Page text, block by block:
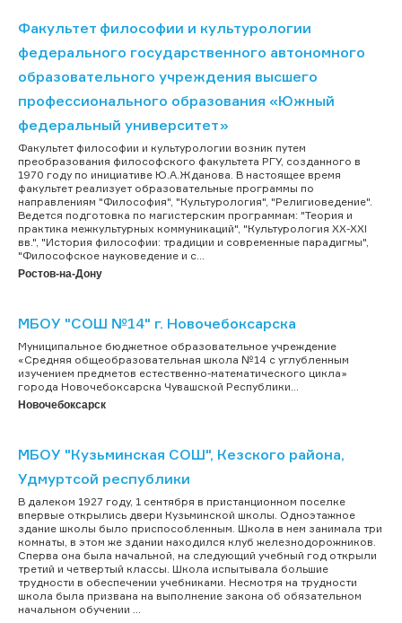
Факультет философии и культурологии
федерального государственного автономного
образовательного учреждения высшего
профессионального образования «Южный
федеральный университет»
Факультет философии и культурологии возник путем
преобразования философского факультета РГУ, созданного в
1970 году по инициативе Ю.А.Жданова. В настоящее время
факультет реализует образовательные программы по
направлениям "Философия", "Культурология", "Религиоведение".
Ведется подготовка по магистерским программам: "Теория и
практика межкультурных коммуникаций", "Культурология XX-XXI
вв.", "История философии: традиции и современные парадигмы",
"Философское науковедение и с...
Ростов-на-Дону
МБОУ "СОШ №14" г. Новочебоксарска
Муниципальное бюджетное образовательное учреждение
«Средняя общеобразовательная школа №14 с углубленным
изучением предметов естественно-математического цикла»
города Новочебоксарска Чувашской Республики...
Новочебоксарск
МБОУ "Кузьминская СОШ", Кезского района,
Удмуртсой республики
В далеком 1927 году, 1 сентября в пристанционном поселке
впервые открылись двери Кузьминской школы. Одноэтажное
здание школы было приспособленным. Школа в нем занимала три
комнаты, в этом же здании находился клуб железнодорожников.
Сперва она была начальной, на следующий учебный год открыли
третий и четвертый классы. Школа испытывала большие
трудности в обеспечении учебниками. Несмотря на трудности
школа была призвана на выполнение закона об обязательном
начальном обучении ...